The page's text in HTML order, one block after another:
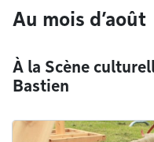
Au mois d’août
À la Scène
Bastien